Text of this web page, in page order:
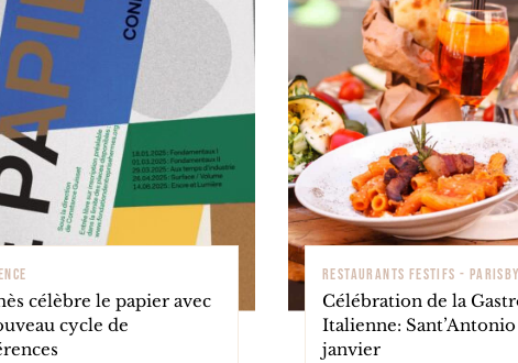
célèbre le papier avec
cycle de
RESTAURANTS FESTIFS -
Célébration de la
Italienne: Sant’Antonio
janvier